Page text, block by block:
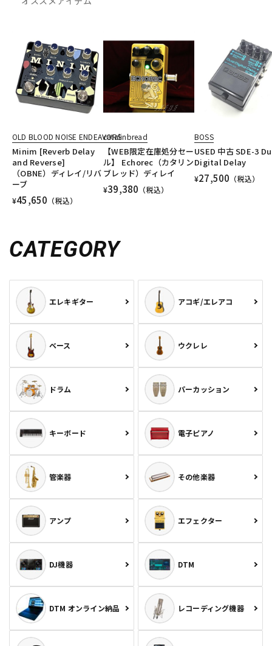
OLD BLOOD NOISE ENDEAVORS
Minim [Reverb Delay
and Reverse]
（OBNE）ディレイ/リバ
ーブ
¥45,650 （税込）
catalinbread
【WEB限定在庫処分セー
ル】 Echorec（カタリン
ブレッド）ディレイ
¥39,380 （税込）
BOSS
USED 中古 SDE-3
Digital Delay
¥27,500 （税込）
CATEGORY
エレキギター アコギ/エレアコ
ベース ウクレレ
ドラム パーカッション
キーボード 電子ピアノ
管楽器 その他楽器
アンプ エフェクター
DJ機器 DTM
DTM オンライン納品 レコーディング機器